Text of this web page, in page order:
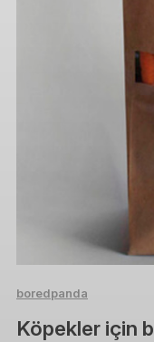
boredpanda
Köpekler için